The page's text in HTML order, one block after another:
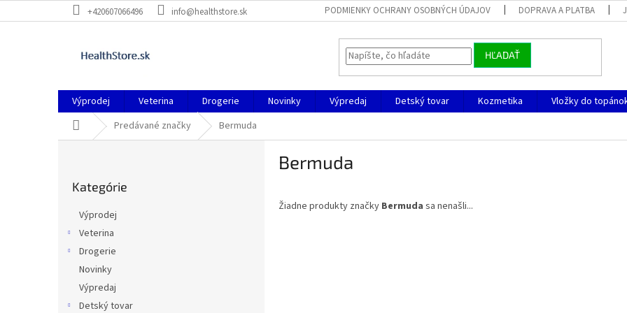
na
+420607066496 info@healthstore.sk PODMIENKY OCHRANY OSOBNÝCH ÚDAJOV DOPRAVA A PLATBA
HĽADAŤ
Výprodej Veterina Drogerie Novinky Výpredaj Detský tovar Kozmetika Vložky do
DomovPredávané značky Bermuda
kategórie
Kategórie
Výprodej
Veterina
Drogerie
Novinky
Výpredaj
Detský tovar
Bermuda
Žiadne produkty značky Bermuda sa nenašli...